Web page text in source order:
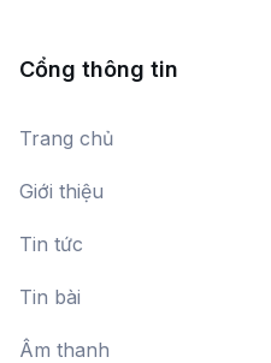
Cổng thông tin
Trang chủ
Giới thiệu
Tin tức
Tin bài
Âm thanh